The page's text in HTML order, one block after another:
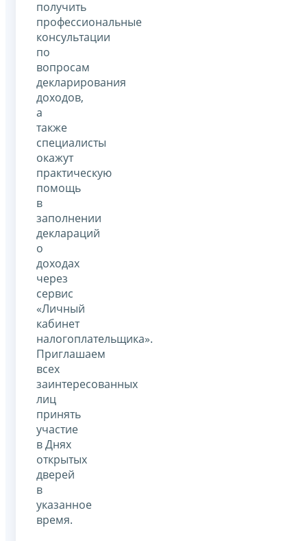
получить
профессиональные
консультации
по
вопросам
декларирования
доходов,
а
также
специалисты
окажут
практическую
помощь
в
заполнении
деклараций
о
доходах
через
сервис
«Личный
кабинет
налогоплательщика».
Приглашаем
всех
заинтересованных
лиц
принять
участие
в Днях
открытых
дверей
в
указанное
время.